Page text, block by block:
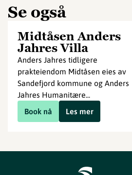
Se også
Midtåsen Anders
Jahres Villa
Anders Jahres tidligere
prakteiendom Midtåsen eies av
Sandefjord kommune og Anders
Jahres Humanitære...
Book nå
Les mer